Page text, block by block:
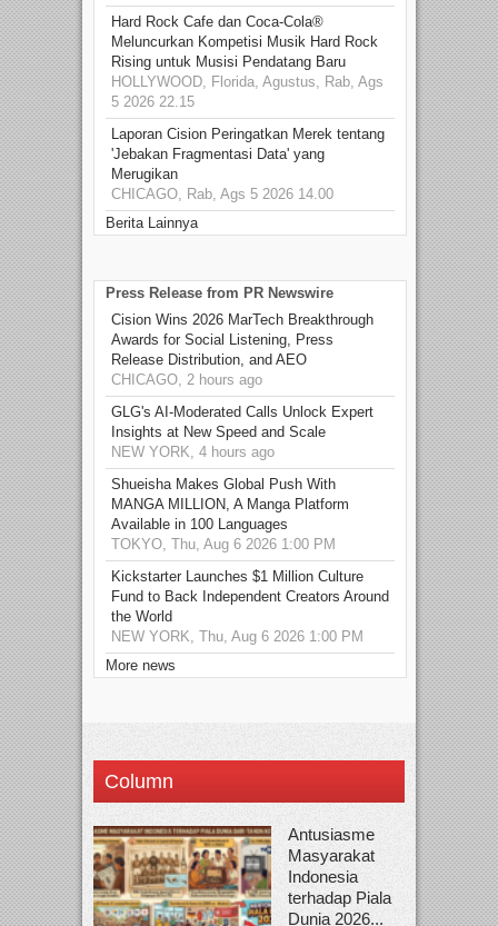
Hard Rock Cafe dan Coca-Cola®
Meluncurkan Kompetisi Musik Hard Rock
Rising untuk Musisi Pendatang Baru
HOLLYWOOD, Florida, Agustus, Rab, Ags
5 2026 22.15
Laporan Cision Peringatkan Merek tentang
'Jebakan Fragmentasi Data' yang
Merugikan
CHICAGO, Rab, Ags 5 2026 14.00
Berita Lainnya
Press Release from PR Newswire
Cision Wins 2026 MarTech Breakthrough
Awards for Social Listening, Press
Release Distribution, and AEO
CHICAGO, 2 hours ago
GLG's AI-Moderated Calls Unlock Expert
Insights at New Speed and Scale
NEW YORK, 4 hours ago
Shueisha Makes Global Push With
MANGA MILLION, A Manga Platform
Available in 100 Languages
TOKYO, Thu, Aug 6 2026 1:00 PM
Kickstarter Launches $1 Million Culture
Fund to Back Independent Creators Around
the World
NEW YORK, Thu, Aug 6 2026 1:00 PM
More news
Column
Antusiasme
Masyarakat
Indonesia
terhadap Piala
Dunia 2026...